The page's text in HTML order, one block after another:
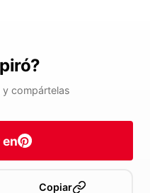
compártelas
en
Copiar